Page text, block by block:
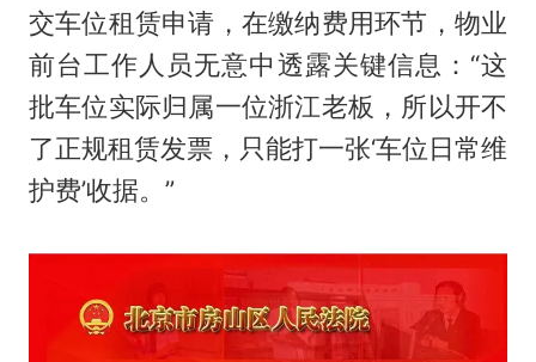
交车位租赁申请，在缴纳费用环节，物业
前台工作人员无意中透露关键信息：“这
批车位实际归属一位浙江老板，所以开不
了正规租赁发票，只能打一张‘车位日常维
护费’收据。”